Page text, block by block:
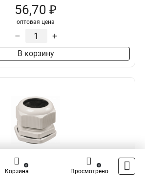
56,70 ₽
оптовая цена
– +
В корзину
IEK YSA20-25-29-54-K41
Корзина
0
Просмотрено
0